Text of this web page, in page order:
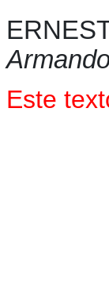
Este